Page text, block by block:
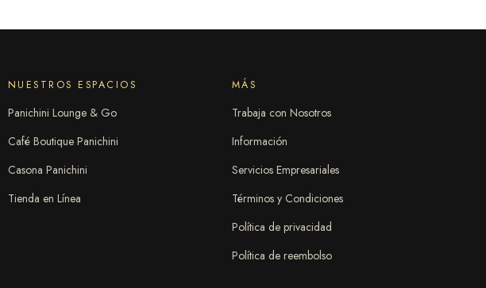
NUESTROS ESPACIOS
Panichini Lounge & Go
Café Boutique Panichini
Casona Panichini
Tienda en Línea
MÁS
Trabaja con Nosotros
Información
Servicios Empresariales
Términos y Condiciones
Política de privacidad
Política de reembolso